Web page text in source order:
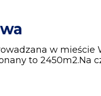
w
to 2450m2.Na